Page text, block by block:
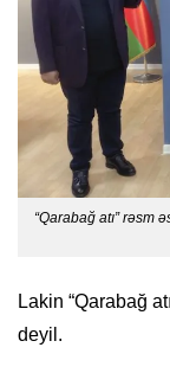
“Qarabağ atı”
Lakin “Qarabağ
deyil.